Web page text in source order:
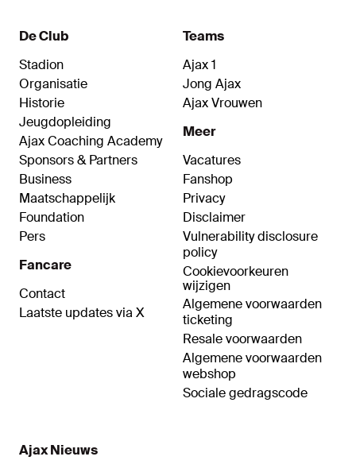
De Club
Stadion
Organisatie
Historie
Jeugdopleiding
Ajax Coaching Academy
Sponsors & Partners
Business
Maatschappelijk
Foundation
Pers
Fancare
Contact
Laatste updates via X
Teams
Ajax 1
Jong Ajax
Ajax Vrouwen
Meer
Vacatures
Fanshop
Privacy
Disclaimer
Vulnerability disclosure
policy
Cookievoorkeuren
wijzigen
Algemene voorwaarden
ticketing
Resale voorwaarden
Algemene voorwaarden
webshop
Sociale gedragscode
Ajax Nieuws